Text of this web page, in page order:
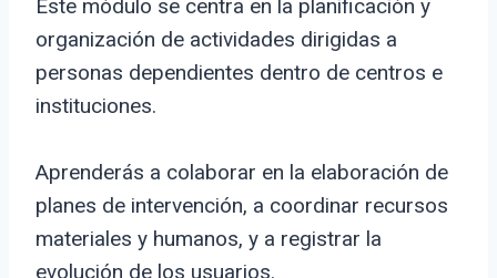
Este módulo se centra en la planificación y
organización de actividades dirigidas a
personas dependientes dentro de centros e
instituciones.
Aprenderás a colaborar en la elaboración de
planes de intervención, a coordinar recursos
materiales y humanos, y a registrar la
evolución de los usuarios.